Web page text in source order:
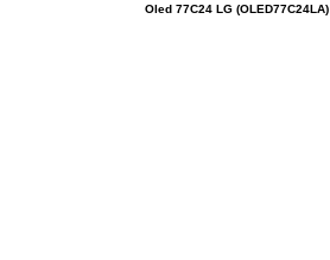
Oled 77C24 LG (OLED77C24LA)